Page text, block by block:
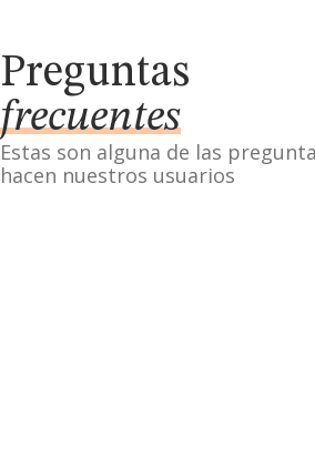
Preguntas
frecuentes
Estas son alguna de las
hacen nuestros usuarios